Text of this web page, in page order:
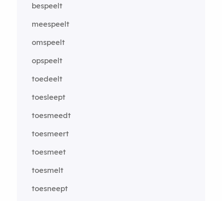
bespeelt
meespeelt
omspeelt
opspeelt
toedeelt
toesleept
toesmeedt
toesmeert
toesmeet
toesmelt
toesneept